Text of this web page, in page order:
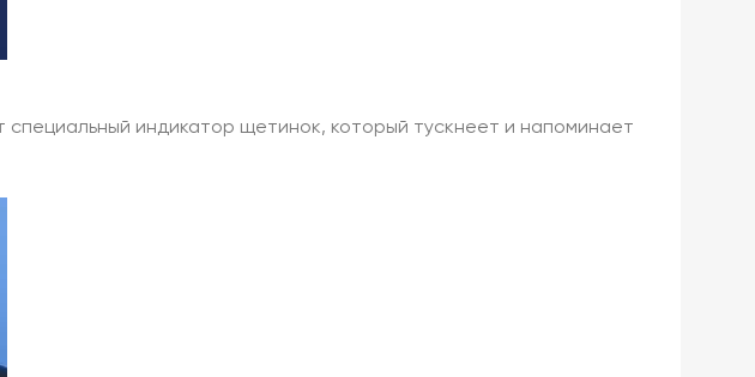
индикатор щетинок, который тускнеет и напоминает